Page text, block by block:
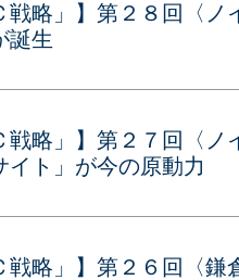
戦略」】第２８回〈
誕生
戦略」】第２７回〈
ト」が今の原動力
戦略」】第２６回〈